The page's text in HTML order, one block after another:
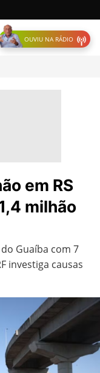
OUVIU NA RÁDIO
em RS
milhão
Guaíba com 7
investiga causas